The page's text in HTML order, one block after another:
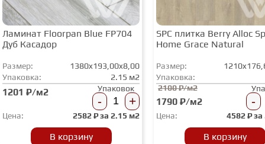
Ламинат Floorpan Blue FP704
Дуб Касадор
Размер:
1380x193,00x8,00
Упаковка:
2.15 м2
1201 ₽/м2 Упаковок
- +
Цена: 2582₽ за 2.15 м2
В корзину
SPC плитка Berry Alloc
Home Grace Natural
Размер:
Упаковка:
2100 ₽/м2
1790 ₽/м2 -
Цена: 4582₽ за
В корзину